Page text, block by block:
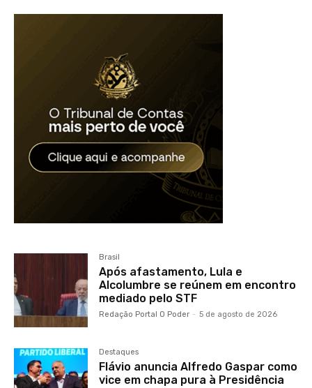
Brasil
Após afastamento, Lula e
Alcolumbre se reúnem em encontro
mediado pelo STF
Redação Portal O Poder - 5 de agosto de 2026
Destaques
Flávio anuncia Alfredo Gaspar como
vice em chapa pura à Presidência